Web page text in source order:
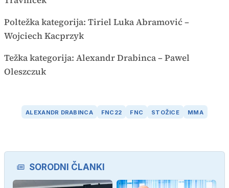
Poltežka kategorija: Tiriel Luka Abramović –
Wojciech Kacprzyk
Težka kategorija: Alexandr Drabinca – Pawel
Oleszczuk
ALEXANDR DRABINCA FNC22 FNC STOŽICE MMA
SORODNI ČLANKI